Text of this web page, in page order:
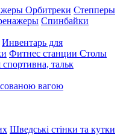
Орбитреки Степперы
Спинбайки
Инвентарь для
Фитнес станции Столы
спортивна, тальк
вагою
Шведські стінки та кутки